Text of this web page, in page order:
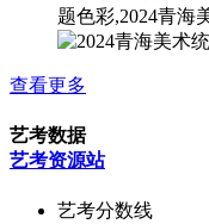
题色彩,2024青海
查看更多
艺考数据
艺考资源站
艺考分数线